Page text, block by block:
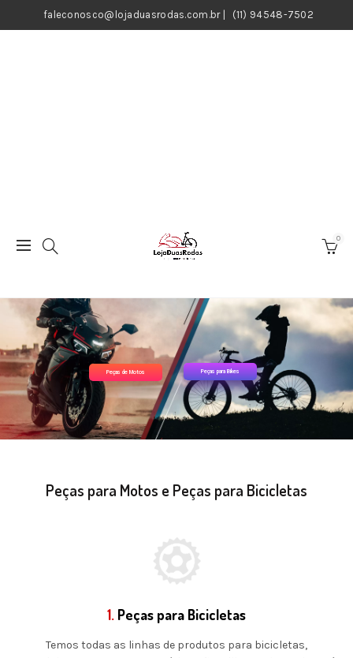
faleconosco@lojaduasrodas.com.br| (11) 94548-7502
0
Peças de Motos Peças para Bikes
Peças para Motos e Peças para Bicicletas
1. Peças para Bicicletas
Temos todas as linhas de produtos para bicicletas,